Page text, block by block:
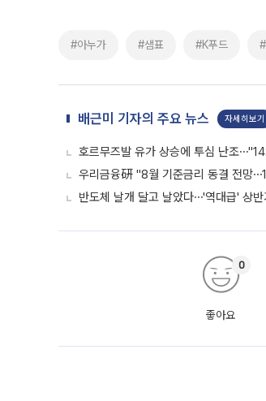
#아누가 #샘표 #K푸드
배근미 기자의 주요 뉴스 자세히보기
호르무즈발 유가 상승에 투심 난조
우리금융硏 "8월 기준금리 동결 전망
반도체 날개 달고 날았다⋯'역대급' 상
좋아요
0